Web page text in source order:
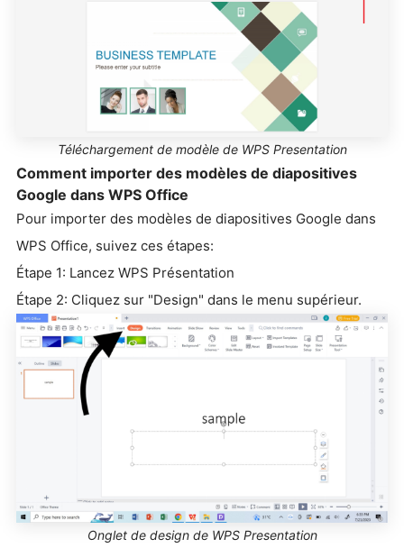
Téléchargement de modèle de WPS Presentation
Comment importer des modèles de diapositives
Google dans WPS Office
Pour importer des modèles de diapositives Google dans
WPS Office, suivez ces étapes:
Étape 1: Lancez WPS Présentation
Étape 2: Cliquez sur "Design" dans le menu supérieur.
Onglet de design de WPS Presentation